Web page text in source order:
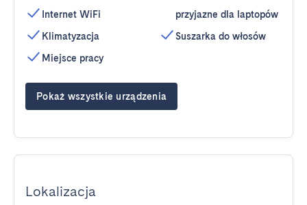
Internet WiFi
Klimatyzacja
Miejsce pracy
przyjazne dla laptopów
Suszarka do włosów
Pokaż wszystkie urządzenia
Lokalizacja